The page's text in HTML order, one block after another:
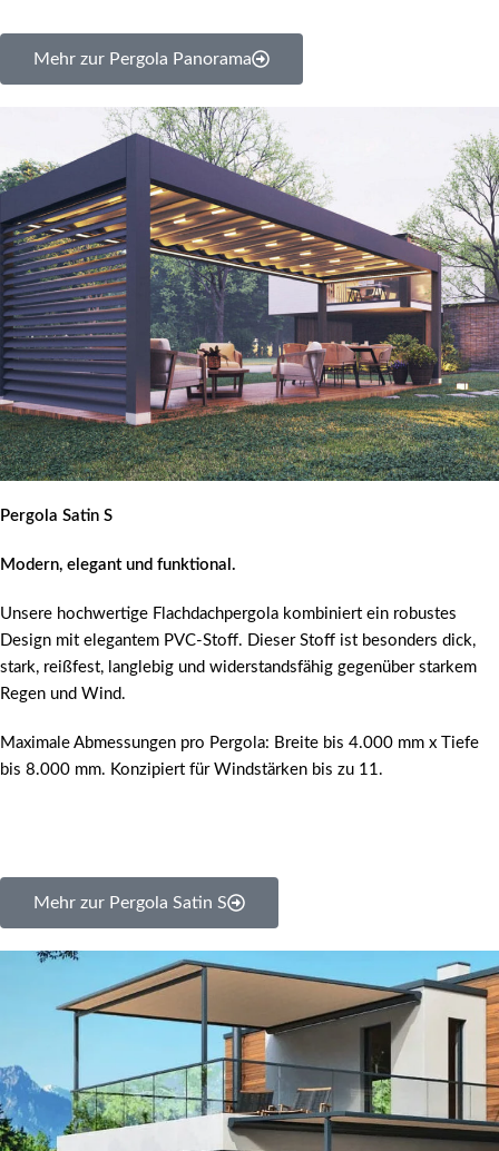
Mehr zur Pergola Panorama
Pergola Satin S
Modern, elegant und funktional.
Unsere hochwertige Flachdachpergola kombiniert ein robustes
Design mit elegantem PVC-Stoff. Dieser Stoff ist besonders dick,
stark, reißfest, langlebig und widerstandsfähig gegenüber starkem
Regen und Wind.
Maximale Abmessungen pro Pergola: Breite bis 4.000 mm x Tiefe
bis 8.000 mm. Konzipiert für Windstärken bis zu 11.
Mehr zur Pergola Satin S